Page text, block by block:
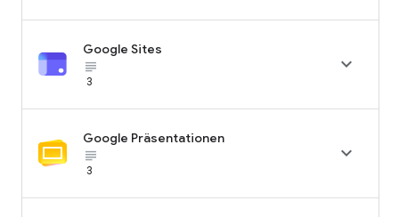
Google Sites
subject_black
3

Google Präsentationen
subject_black
3
